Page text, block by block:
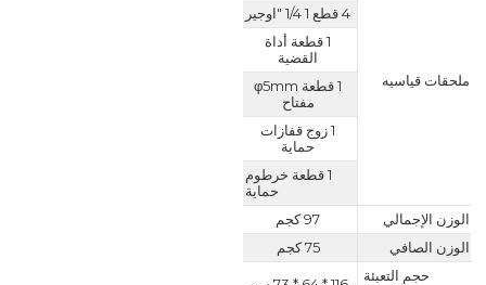
ملحقات قياسيه
4 قطع 1 1/4 "اوجير
1 قطعة أداة
القضية
1 قطعة φ5mm
مفتاح
1 زوج قفازات
حماية
1 قطعة خرطوم
حماية
الوزن الإجمالي
97 كجم
الوزن الصافي
75 كجم
حجم التعبئة